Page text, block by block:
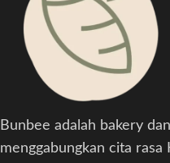
Bunbee adalah bakery
menggabungkan cita